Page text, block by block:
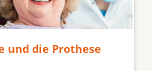
und die Prothese